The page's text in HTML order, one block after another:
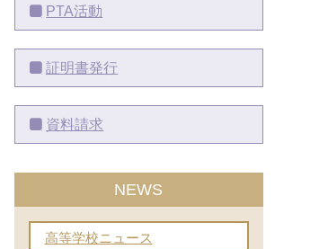
PTA活動
証明書発行
資料請求
NEWS
高等学校ニュース